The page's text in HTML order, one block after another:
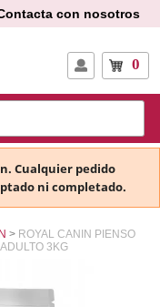
con nosotros
0
Cualquier pedido
ni completado.
ROYAL CANIN PIENSO
3KG